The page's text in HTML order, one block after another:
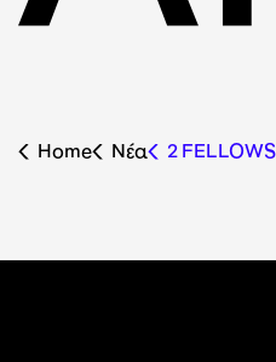
Home Nέα 2